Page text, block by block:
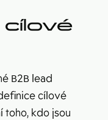
B2B lead
cílové
toho, kdo jsou